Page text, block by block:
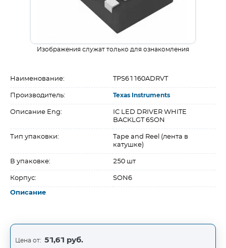
Изображения служат только для ознакомления
Наименование: TPS61160ADRVT
Производитель: Texas Instruments
Описание Eng:
IC LED DRIVER WHITE
BACKLGT 6SON
Тип упаковки:
Tape and Reel (лента в
катушке)
В упаковке: 250 шт
Корпус: SON6
Описание
Цена от: 51,61 руб.